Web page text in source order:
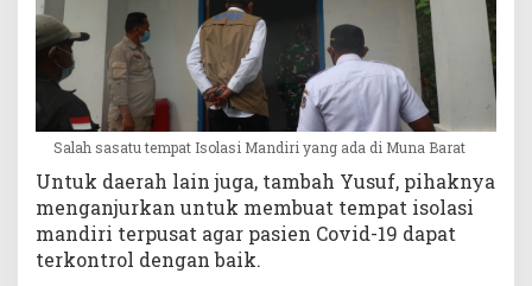
Salah sasatu tempat Isolasi Mandiri yang ada di Muna Barat
Untuk daerah lain juga, tambah Yusuf, pihaknya
menganjurkan untuk membuat tempat isolasi
mandiri terpusat agar pasien Covid-19 dapat
terkontrol dengan baik.